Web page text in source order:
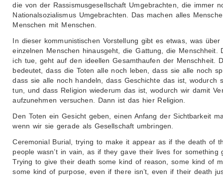
die von der Rassismusgesellschaft Umgebrachten, die immer
Nationalsozialismus Umgebrachten. Das machen alles
Menschen mit Menschen.
In dieser kommunistischen Vorstellung gibt es etwas, was über
einzelnen Menschen hinausgeht, die Gattung, die Menschheit.
ich tue, geht auf den ideellen Gesamthaufen der Menschheit.
bedeutet, dass die Toten alle noch leben, dass sie alle noch
dass sie alle noch handeln, dass Geschichte das ist, wodurch
tun, und dass Religion wiederum das ist, wodurch wir damit
aufzunehmen versuchen. Dann ist das hier Religion.
Den Toten ein Gesicht geben, einen Anfang der Sichtbarkeit
wenn wir sie gerade als Gesellschaft umbringen.
Ceremonial Burial, trying to make it appear as if the death of
people wasn’t in vain, as if they gave their lives for something
Trying to give their death some kind of reason, some kind of
some kind of purpose, even if there isn’t, even if their death